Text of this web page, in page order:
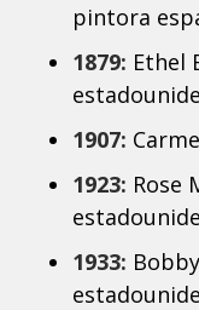
pintora
1879: Ethel
1907:
1923: Rose
1933: